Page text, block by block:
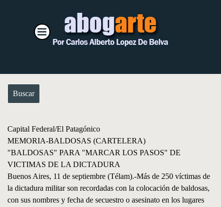
Saltar menú
Buscar
Capital Federal/El Patagónico
MEMORIA-BALDOSAS (CARTELERA)
"BALDOSAS" PARA "MARCAR LOS PASOS" DE
VICTIMAS DE LA DICTADURA
Buenos Aires, 11 de septiembre (Télam).-Más de 250 víctimas de
la dictadura militar son recordadas con la colocación de baldosas,
con sus nombres y fecha de secuestro o asesinato en los lugares